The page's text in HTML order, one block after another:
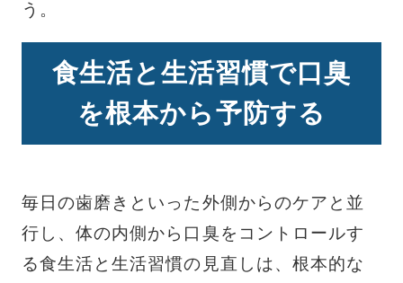
う。
食生活と生活習慣で口臭
を根本から予防する
毎日の歯磨きといった外側からのケアと並
行し、体の内側から口臭をコントロールす
る食生活と生活習慣の見直しは、根本的な